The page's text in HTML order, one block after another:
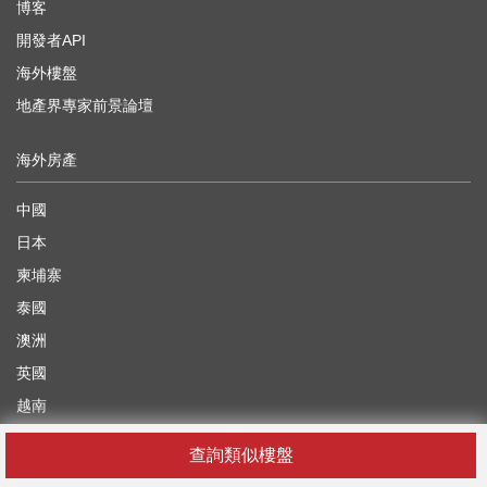
查詢類似樓盤
博客
開發者API
海外樓盤
地產界專家前景論壇
海外房產
中國
日本
柬埔寨
泰國
澳洲
英國
越南
阿拉伯聯合酋長國